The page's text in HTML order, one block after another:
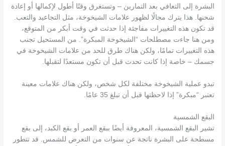
البشرة إلى التعافي بعد التمارين – وتستغرق وقتًا أطول لإكمالها أو إعادة
شحنها. هذا يترك مجالًا لظهور علامات الشيخوخة، مثل التجاعيد والتعب.
قد تكون هذه التغييرات مفاجئة إذا حدثت في وقت أبكر من المتوقع،
ومن هنا جاءت مصطلحات “الشيخوخة المبكرة”. من المستحيل تجنب
هذه التغييرات تمامًا، ولكن هناك طرق للحد من علامات الشيخوخة في
جسمك – خاصة إذا كانت تحدث قبل أن تكون مستعدًا لتقبلها.
تبدو عملية الشيخوخة مختلفة لكل شخص، ولكن هناك علامات معينة
تعتبر “مبكرة” إذا لاحظتها قبل أن تبلغ 35 عامًا.
البقع الشمسية
تشير البقع الشمسية، المعروفة أيضًا ببقع العمر أو بقع الكبد، إلى بقع
مسطحة على البشرة ناتجة عن سنوات من التعرض للشمس. قد تتطور